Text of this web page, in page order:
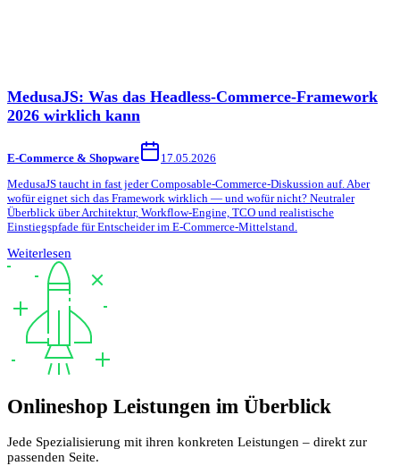
MedusaJS: Was das Headless-Commerce-Framework
2026 wirklich kann
E-Commerce & Shopware
17.05.2026
MedusaJS taucht in fast jeder Composable-Commerce-Diskussion auf. Aber
wofür eignet sich das Framework wirklich — und wofür nicht? Neutraler
Überblick über Architektur, Workflow-Engine, TCO und realistische
Einstiegspfade für Entscheider im E-Commerce-Mittelstand.
Weiterlesen
Onlineshop Leistungen im Überblick
Jede Spezialisierung mit ihren konkreten Leistungen – direkt zur
passenden Seite.